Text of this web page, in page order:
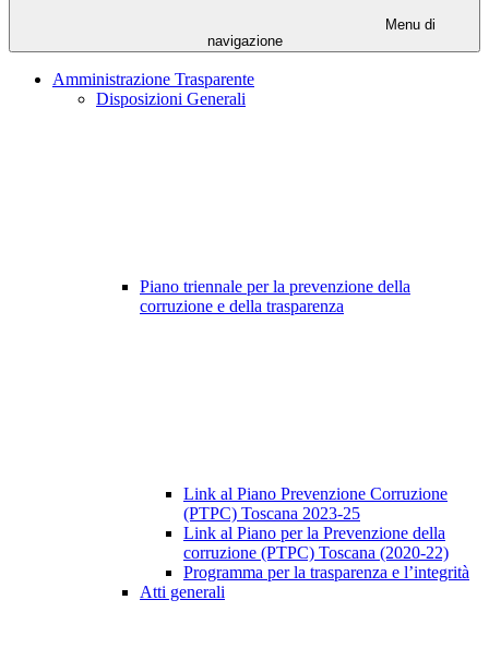
Menu di
navigazione
Amministrazione Trasparente
Disposizioni Generali
Piano triennale per la prevenzione della
corruzione e della trasparenza
Link al Piano Prevenzione Corruzione
(PTPC) Toscana 2023-25
Link al Piano per la Prevenzione della
corruzione (PTPC) Toscana (2020-22)
Programma per la trasparenza e l’integrità
Atti generali